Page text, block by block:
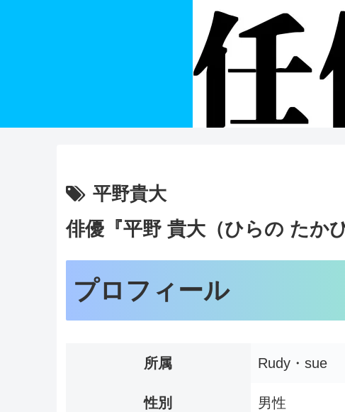
平野貴大
俳優『平野 貴大（ひらの たか
プロフィール
所属 Rudy・sue
性別 男性